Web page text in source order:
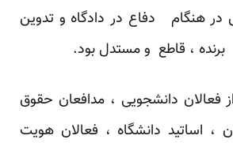
در هنگام دفاع در دادگاه و تدوین
، قاطع و مستدل بود.
فعالان دانشجویی ، مدافعان حقوق
، اساتید دانشگاه ، فعالان هویت